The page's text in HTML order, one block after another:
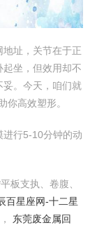
址，关节在于正
坐，但效用却不
妥。今天，咱们就
你高效塑形。
行5-10分钟的动
板支执、卷腹、
百星座网-十二星
东莞废金属回